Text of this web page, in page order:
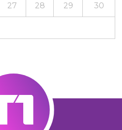
27 28 29 30